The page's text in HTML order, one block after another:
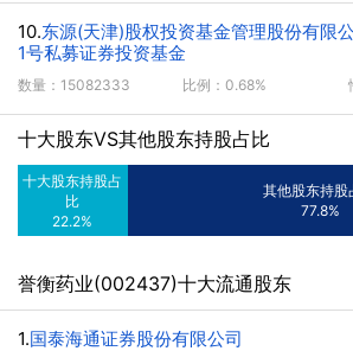
10.东源(天津)股权投资基金管理股份有限
1号私募证券投资基金
数量：15082333 比例：0.68%
十大股东VS其他股东持股占比
十大股东持股占
比
22.2%
其他股东持股
77.8%
誉衡药业(002437)十大流通股东
1.国泰海通证券股份有限公司